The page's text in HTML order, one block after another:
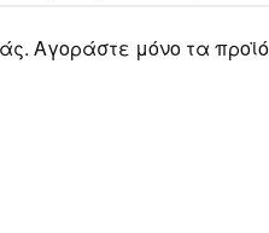
Αγοράστε μόνο τα